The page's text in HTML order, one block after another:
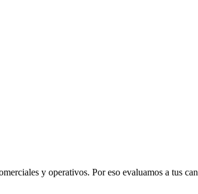
y operativos. Por eso evaluamos a tus